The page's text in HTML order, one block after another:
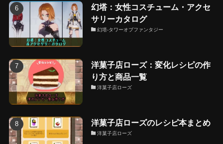
幻塔：女性コスチューム・アクセ
サリーカタログ
幻塔-タワーオブファンタジー
洋菓子店ローズ：変化レシピの作
り方と商品一覧
洋菓子店ローズ
洋菓子店ローズのレシピ本まとめ
洋菓子店ローズ